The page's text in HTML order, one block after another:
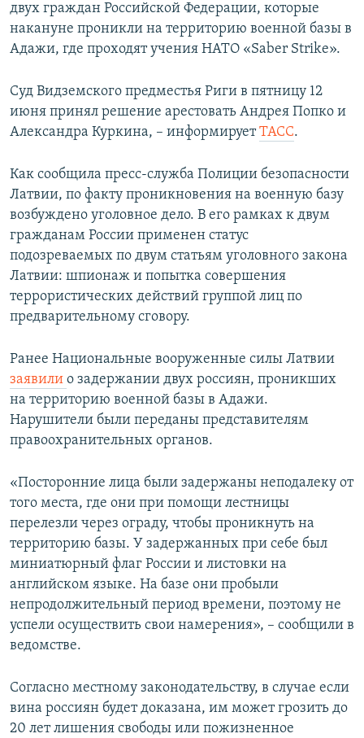
двух граждан Российской Федерации, которые
накануне проникли на территорию военной базы в
Адажи, где проходят учения НАТО «Saber Strike».
Суд Видземского предместья Риги в пятницу 12
июня принял решение арестовать Андрея Попко и
Александра Куркина, – информируетТАСС.
Как сообщила пресс-служба Полиции безопасности
Латвии, по факту проникновения на военную базу
возбуждено уголовное дело. В его рамках к двум
гражданам России применен статус
подозреваемых по двум статьям уголовного закона
Латвии: шпионаж и попытка совершения
террористических действий группой лиц по
предварительному сговору.
Ранее Национальные вооруженные силы Латвии
заявили о задержании двух россиян, проникших
на территорию военной базы в Адажи.
Нарушители были переданы представителям
правоохранительных органов.
«Посторонние лица были задержаны неподалеку от
того места, где они при помощи лестницы
перелезли через ограду, чтобы проникнуть на
территорию базы. У задержанных при себе был
миниатюрный флаг России и листовки на
английском языке. На базе они пробыли
непродолжительный период времени, поэтому не
успели осуществить свои намерения», – сообщили в
ведомстве.
Согласно местному законодательству, в случае если
вина россиян будет доказана, им может грозить до
20 лет лишения свободы или пожизненное